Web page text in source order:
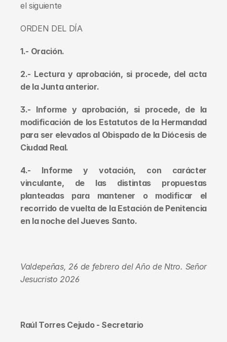
el siguiente
ORDEN DEL DÍA
1.- Oración.
2.- Lectura y aprobación, si procede, del acta
de la Junta anterior.
3.- Informe y aprobación, si procede, de la
modificación de los Estatutos de la Hermandad
para ser elevados al Obispado de la Diócesis de
Ciudad Real.
4.- Informe y votación, con carácter
vinculante, de las distintas propuestas
planteadas para mantener o modificar el
recorrido de vuelta de la Estación de Penitencia
en la noche del Jueves Santo.
Valdepeñas, 26 de febrero del Año de Ntro. Señor
Jesucristo 2026
Raúl Torres Cejudo - Secretario